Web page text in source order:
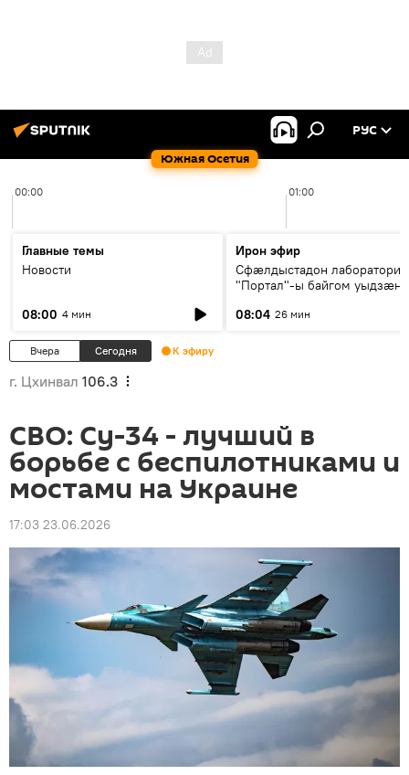
Южная Осетия
РУС
00:00 01:00
Главные темы
Новости
08:00 4 мин
Ирон эфир
Сфæлдыстадон лаборатори
"Портал"-ы байгом уыдзæн
Æхсары куыстыты равдыст
08:04 26 мин
Вчера Сегодня К эфиру
г. Цхинвал 106.3
СВО: Су-34 - лучший в
борьбе с беспилотниками и
мостами на Украине
17:03 23.06.2026